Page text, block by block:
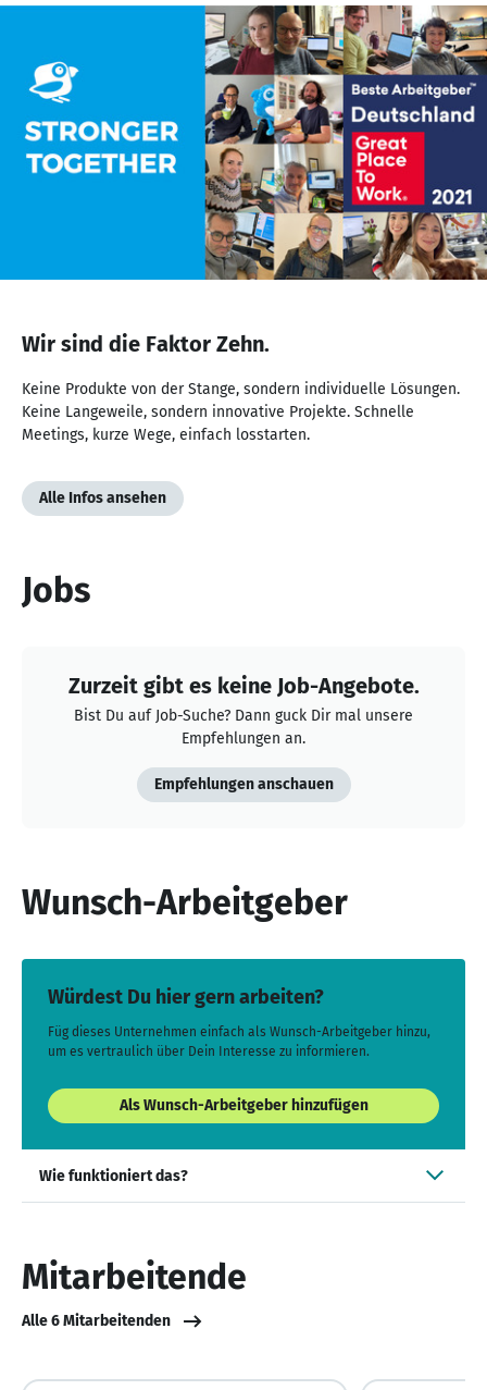
von
Wir sind die Faktor Zehn.
Keine Produkte von der Stange, sondern individuelle Lösungen.
Keine Langeweile, sondern innovative Projekte. Schnelle
Meetings, kurze Wege, einfach losstarten.
Alle Infos ansehen
Jobs
Zurzeit gibt es keine Job-Angebote.
Bist Du auf Job-Suche? Dann guck Dir mal unsere
Empfehlungen an.
Empfehlungen anschauen
Wunsch-Arbeitgeber
Würdest Du hier gern arbeiten?
Füg dieses Unternehmen einfach als Wunsch-Arbeitgeber hinzu,
um es vertraulich über Dein Interesse zu informieren.
Als Wunsch-Arbeitgeber hinzufügen
Wie funktioniert das?
Mitarbeitende
Alle 6 Mitarbeitenden